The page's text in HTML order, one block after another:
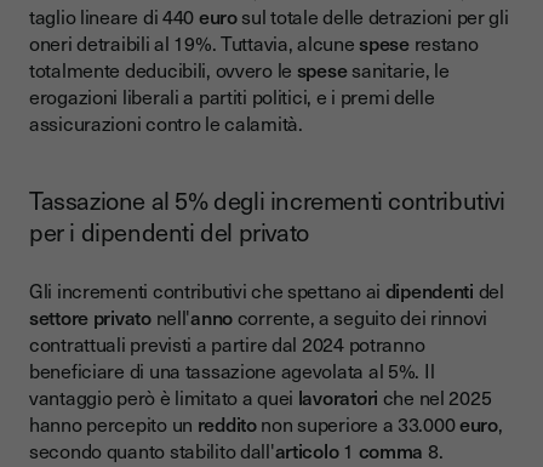
taglio lineare di 440eurosul totale delle detrazioni per gli
oneri detraibili al 19%. Tuttavia, alcunespeserestano
totalmente deducibili, ovvero le spesesanitarie, le
erogazioni liberali a partiti politici, e i premi delle
assicurazioni contro le calamità.
Tassazione al 5% degli incrementi contributivi
per i dipendenti del privato
Gli incrementi contributivi che spettano ai dipendenti del
settore privatonell'annocorrente, a seguito dei rinnovi
contrattuali previsti a partire dal 2024 potranno
beneficiare di una tassazione agevolata al 5%. Il
vantaggio però è limitato a quei lavoratori che nel 2025
hanno percepito un redditonon superiore a 33.000euro,
secondo quanto stabilito dall'articolo1 comma 8.